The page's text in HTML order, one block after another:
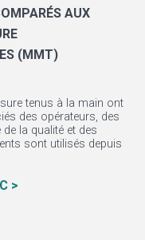
AUX
(MMT)
tenus à la main ont
des opérateurs, des
la qualité et des
sont utilisés depuis
>